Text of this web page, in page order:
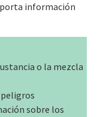
información
o la mezcla
peligros
sobre los